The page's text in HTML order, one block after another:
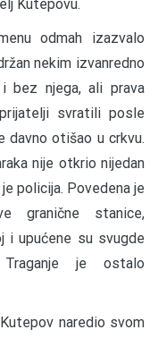
Kutepovu.
odmah izazvalo
nekim izvanredno
bez njega, ali prava
svratili posle
davno otišao u crkvu.
nije otkrio nijedan
policija. Povedena je
granične stanice,
i upućene su svugde
Traganje je ostalo
naredio svom